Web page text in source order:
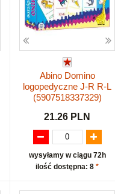
Abino Domino
logopedyczne J-R R-L
(5907518337329)
21.26 PLN
wysyłamy w ciągu 72h
ilość dostępna: 8 *